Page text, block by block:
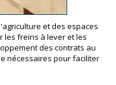
et des espaces
les freins à lever et les
des contrats au
nécessaires pour faciliter